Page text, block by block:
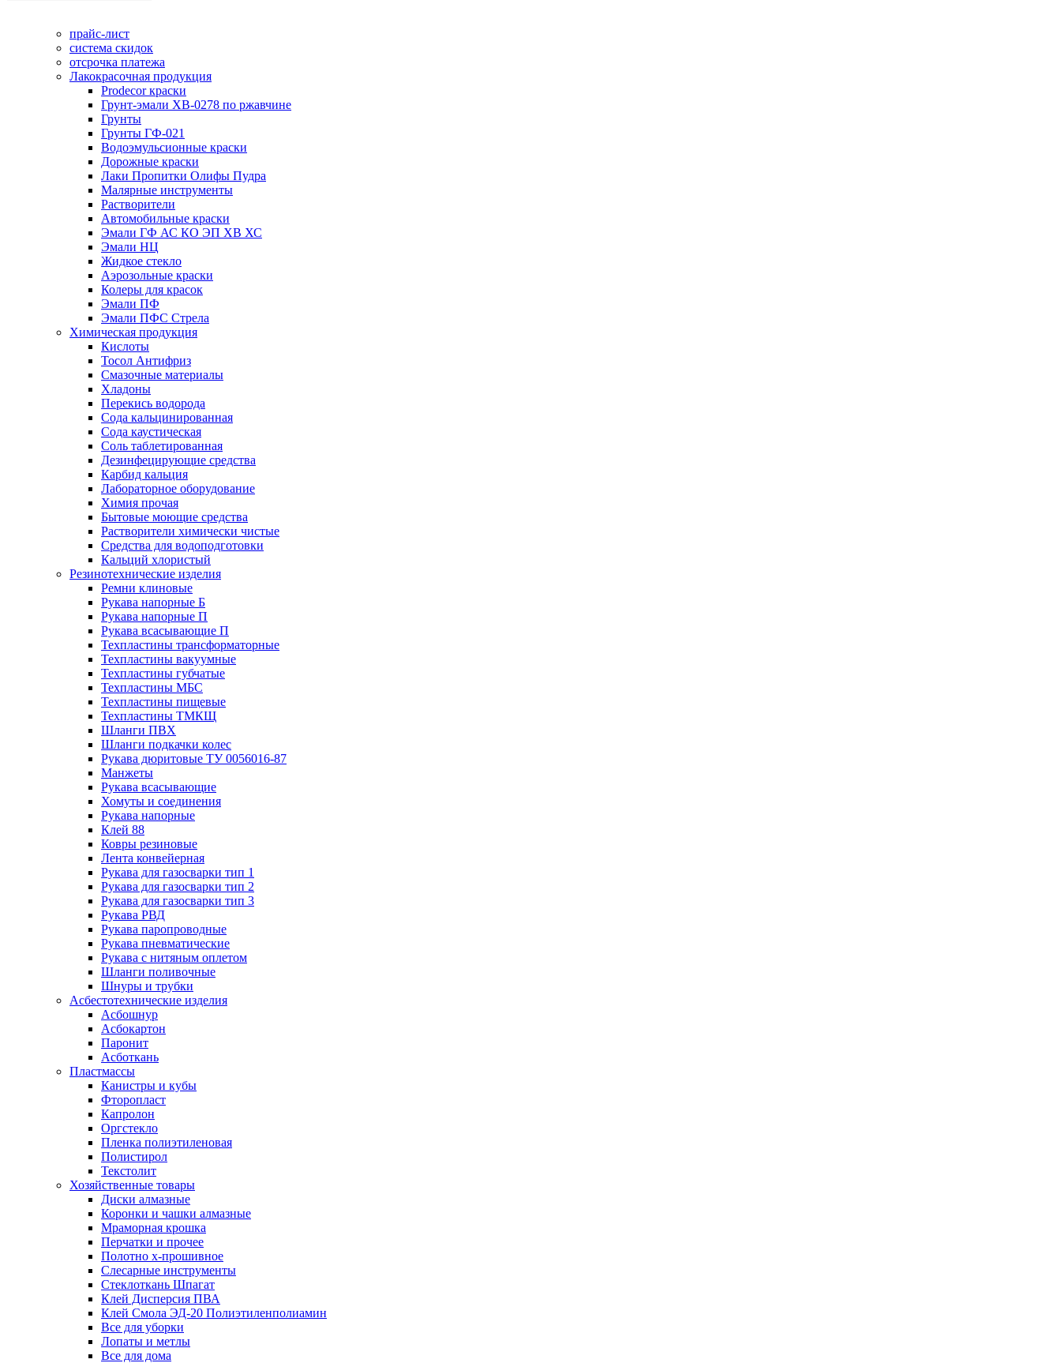
прайс-лист
система скидок
отсрочка платежа
Лакокрасочная продукция
Prodecor краски
Грунт-эмали ХВ-0278 по ржавчине
Грунты
Грунты ГФ-021
Водоэмульсионные краски
Дорожные краски
Лаки Пропитки Олифы Пудра
Малярные инструменты
Растворители
Автомобильные краски
Эмали ГФ АС КО ЭП ХВ ХС
Эмали НЦ
Жидкое стекло
Аэрозольные краски
Колеры для красок
Эмали ПФ
Эмали ПФС Стрела
Химическая продукция
Кислоты
Тосол Антифриз
Смазочные материалы
Хладоны
Перекись водорода
Сода кальцинированная
Сода каустическая
Соль таблетированная
Дезинфецирующие средства
Карбид кальция
Лабораторное оборудование
Химия прочая
Бытовые моющие средства
Растворители химически чистые
Средства для водоподготовки
Кальций хлористый
Резинотехнические изделия
Ремни клиновые
Рукава напорные Б
Рукава напорные П
Рукава всасывающие П
Техпластины трансформаторные
Техпластины вакуумные
Техпластины губчатые
Техпластины МБС
Техпластины пищевые
Техпластины ТМКЩ
Шланги ПВХ
Шланги подкачки колес
Рукава дюритовые ТУ 0056016-87
Манжеты
Рукава всасывающие
Хомуты и соединения
Рукава напорные
Клей 88
Ковры резиновые
Лента конвейерная
Рукава для газосварки тип 1
Рукава для газосварки тип 2
Рукава для газосварки тип 3
Рукава РВД
Рукава паропроводные
Рукава пневматические
Рукава с нитяным оплетом
Шланги поливочные
Шнуры и трубки
Асбестотехнические изделия
Асбошнур
Асбокартон
Паронит
Асботкань
Пластмассы
Канистры и кубы
Фторопласт
Капролон
Оргстекло
Пленка полиэтиленовая
Полистирол
Текстолит
Хозяйственные товары
Диски алмазные
Коронки и чашки алмазные
Мраморная крошка
Перчатки и прочее
Полотно х-прошивное
Слесарные инструменты
Стеклоткань Шпагат
Клей Дисперсия ПВА
Клей Смола ЭД-20 Полиэтиленполиамин
Все для уборки
Лопаты и метлы
Все для дома